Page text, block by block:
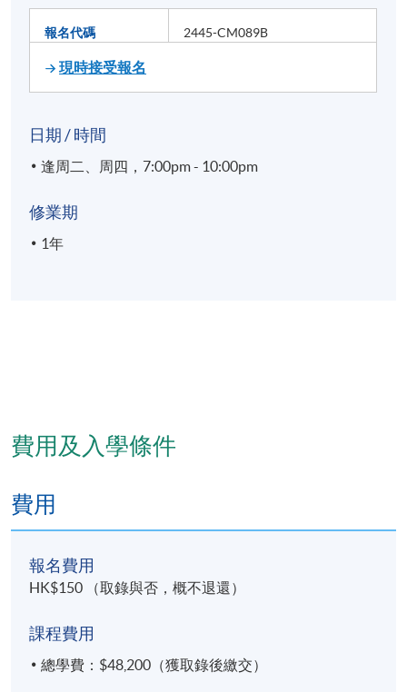
報名代碼 2445-CM089B
現時接受報名
日期 / 時間
逢周二、周四，7:00pm - 10:00pm
修業期
1年
費用及入學條件
費用
報名費用
HK$150 （取錄與否，概不退還）
課程費用
總學費：$48,200（獲取錄後繳交）